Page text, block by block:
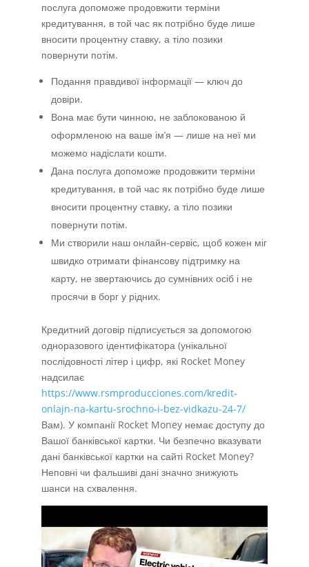
послуга допоможе продовжити терміни
кредитування, в той час як потрібно буде лише
вносити процентну ставку, а тіло позики
повернути потім.
Подання правдивої інформації — ключ до
довіри.
Вона має бути чинною, не заблокованою й
оформленою на ваше ім’я — лише на неї ми
можемо надіслати кошти.
Дана послуга допоможе продовжити терміни
кредитування, в той час як потрібно буде лише
вносити процентну ставку, а тіло позики
повернути потім.
Ми створили наш онлайн-сервіс, щоб кожен міг
швидко отримати фінансову підтримку на
карту, не звертаючись до сумнівних осіб і не
просячи в борг у рідних.
Кредитний договір підписується за допомогою
одноразового ідентифікатора (унікальної
послідовності літер і цифр, які Rocket Money
надсилає
https://www.rsmproducciones.com/kredit-
onlajn-na-kartu-srochno-i-bez-vidkazu-24-7/
Вам). У компанії Rocket Money немає доступу до
Вашої банківської картки. Чи безпечно вказувати
дані банківської картки на сайті Rocket Money?
Неповні чи фальшиві дані значно знижують
шанси на схвалення.